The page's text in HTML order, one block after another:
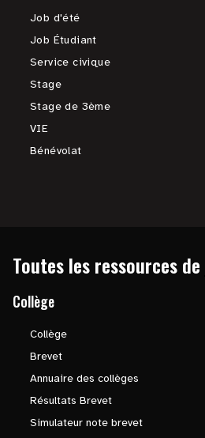
Job d'été
Job Étudiant
Service civique
Stage
Stage de 3ème
VIE
Bénévolat
Toutes les ressources de
Collège
Collège
Brevet
Annuaire des collèges
Résultats Brevet
Simulateur note brevet